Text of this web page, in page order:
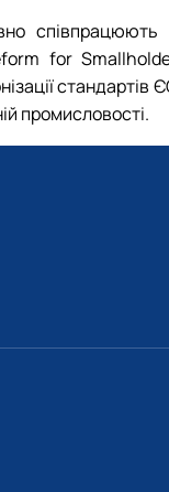
співпрацюють
for
стандартів
промисловості.